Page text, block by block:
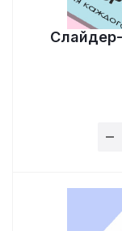
Слайдер-